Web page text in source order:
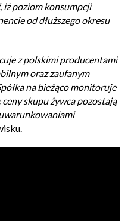
iż poziom konsumpcji
od dłuższego okresu
z polskimi producentami
oraz zaufanym
na bieżąco monitoruje
skupu żywca pozostają